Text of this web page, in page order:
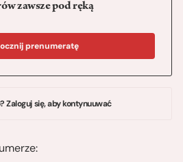
zawsze pod ręką
prenumeratę
Zaloguj się, aby kontynuuwać